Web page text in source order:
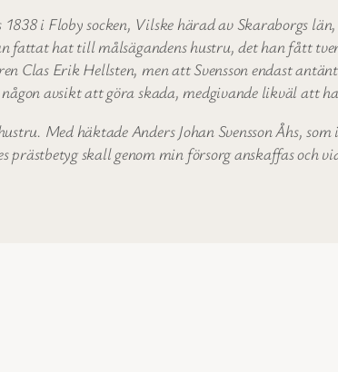
1838 i Floby socken, Vilske härad av Skaraborgs
fattat hat till målsägandens hustru, det han fått
Clas Erik Hellsten, men att Svensson endast
avsikt att göra skada, medgivande likväl att
Med häktade Anders Johan Svensson Åhs,
skall genom min försorg anskaffas och